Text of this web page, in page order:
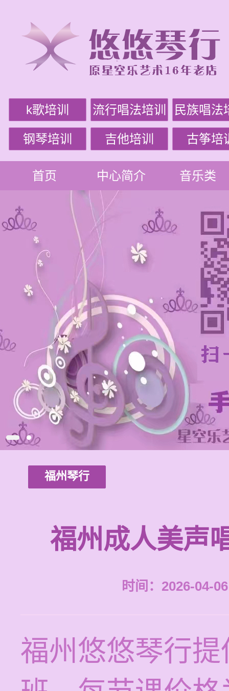
k歌培训 流行唱法培训 民族唱法
钢琴培训 吉他培训 古筝培
首页 中心简介 音乐类
福州琴行
福州成人美声
时间：2026-04-
福州悠悠琴行